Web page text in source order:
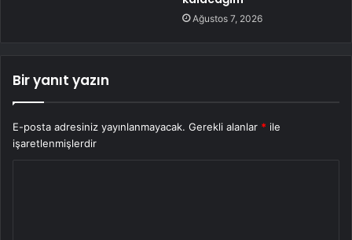
Ağustos 7, 2026
Bir yanıt yazın
E-posta adresiniz yayınlanmayacak. Gerekli alanlar * ile
işaretlenmişlerdir